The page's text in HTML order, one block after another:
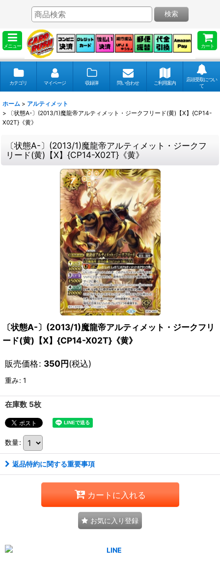
メニュー カート
検索
カテゴリ マイページ 収録弾 問い合わせ ご利用案内
店頭受取につい
て
ホーム > アルティメット
>
〔状態A-〕(2013/1)魔龍帝アルティメット・ジークフリード(黄)【X】{CP14-
X02T}《黄》
〔状態A-〕(2013/1)魔龍帝アルティメット・ジークフ
リード(黄)【X】{CP14-X02T}《黄》
〔状態A-〕(2013/1)魔龍帝アルティメット・ジークフリ
ード(黄)【X】{CP14-X02T}《黄》
販売価格: 350円(税込)
重み: 1
在庫数 5枚
数量:
返品特約に関する重要事項
カートに入れる
お気に入り登録